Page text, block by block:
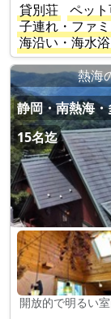
貸別荘
ペッ
子連れ・ファ
海沿い・海水浴
熱海
静岡・南熱海
15名迄
開放的で明るい